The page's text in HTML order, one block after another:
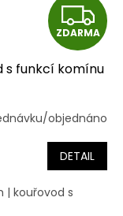
Z
D
A
R
M
A
ZDARMA
s funkcí komínu
objednáno
DETAIL
| kouřovod s